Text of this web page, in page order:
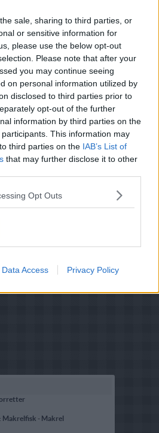
sale, sharing to third parties, or
or sensitive information for
please use the below opt-out
Please note that after your
you may continue seeing
on personal information utilized by
disclosed to third parties prior to
opt-out of the further
information by third parties on the
participants. This information may
third parties on the IAB’s List of
that may further disclose it to other
Opt Outs
Data Access Privacy Policy
massen i en skyllet springform
står koldt natten over.
med cremefraiche og
salt, peber og lidt sukker.
kogt finthakket pasta i
moussen ud på et fad pyntet
fyld rejesalaten i midten (hvis der
Pynt med fine snoede
kvarte æg og
makrelmoussen.
Makrelfisk - Makrel